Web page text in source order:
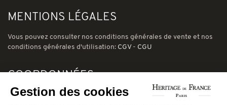
MENTIONS LÉGALES
Vous pouvez consulter nos conditions générales de vente et nos
conditions générales d'utilisation: CGV- CGU
COORDONNÉES
78 avenue de Suffren 75015 Paris
Gestion des cookies